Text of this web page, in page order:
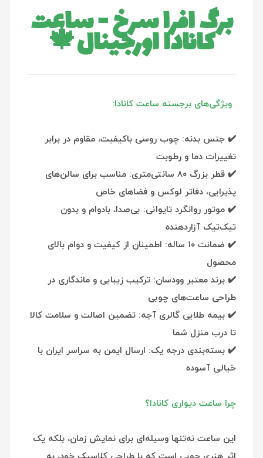
برگ افرا سرخ - ساعت
کانادا اورجینال🍁
ویژگی‌های برجسته ساعت کانادا:
✔️ جنس بدنه: چوب روسی باکیفیت، مقاوم در برابر
تغییرات دما و رطوبت
✔️ قطر بزرگ ۸۰ سانتی‌متری: مناسب برای سالن‌های
پذیرایی، دفاتر لوکس و فضاهای خاص
✔️ موتور روانگرد تایوانی: بی‌صدا، بادوام و بدون
تیک‌تیک آزاردهنده
✔️ ضمانت ۱۰ ساله: اطمینان از کیفیت و دوام بالای
محصول
✔️ برند معتبر وودسان: ترکیب زیبایی و ماندگاری در
طراحی ساعت‌های چوبی
✔️ بیمه طلایی گالری آجه: تضمین اصالت و سلامت کالا
تا درب منزل شما
✔️ بسته‌بندی درجه یک: ارسال ایمن به سراسر ایران با
خیالی آسوده
چرا ساعت دیواری کانادا؟
این ساعت نه‌تنها وسیله‌ای برای نمایش زمان، بلکه یک